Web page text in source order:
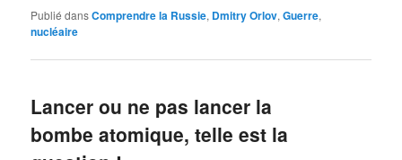
Publié dansComprendre la Russie, Dmitry Orlov,Guerre,
nucléaire
Lancer ou ne pas lancer la
bombe atomique, telle est la